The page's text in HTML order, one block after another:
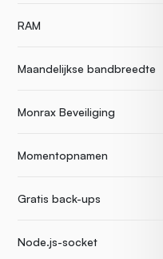
RAM
Maandelijkse bandbreedte
Monrax Beveiliging
Momentopnamen
Gratis back-ups
Node.js-socket